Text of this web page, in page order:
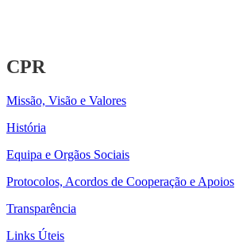
CPR
Missão, Visão e Valores
História
Equipa e Orgãos Sociais
Protocolos, Acordos de Cooperação e Apoios
Transparência
Links Úteis